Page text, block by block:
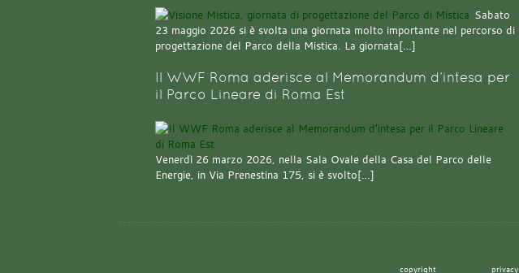
Sabato
23 maggio 2026 si è svolta una giornata molto importante nel percorso di
progettazione del Parco della Mistica. La giornata[…]
Il WWF Roma aderisce al Memorandum d’intesa per
il Parco Lineare di Roma Est
Venerdì 26 marzo 2026, nella Sala Ovale della Casa del Parco delle
Energie, in Via Prenestina 175, si è svolto[…]
copyright privacy